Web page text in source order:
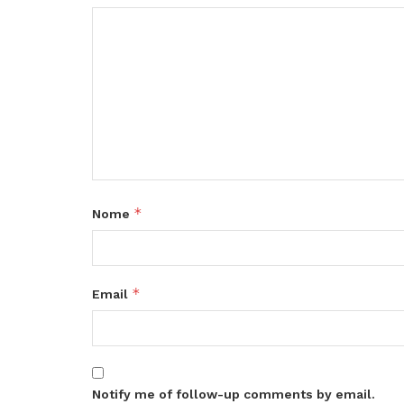
Nome *
Email *
Notify me of follow-up comments by email.